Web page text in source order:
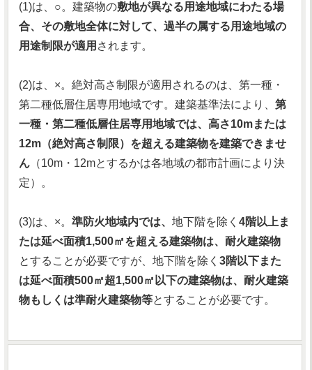
(1)は、○。建築物の敷地が異なる用途地域にわたる場
合、その敷地全体に対して、過半の属する用途地域の
用途制限が適用 されます。
(2)は、×。絶対高さ制限が適用されるのは、第一種・
第二種低層住居専用地域です。建築基準法により、 第
一種・第二種低層住居専用地域では、高さ10mまたは
12m（絶対高さ制限）を超える建築物を建築できませ
ん （10m・12mとするかは各地域の都市計画により決
定）。
(3)は、×。 準防火地域内では、 地下階を除く 4階以上ま
たは延べ面積1,500㎡を超える建築物は、耐火建築物
とすることが必要ですが、地下階を除く 3階以下また
は延べ面積500㎡超1,500㎡以下の建築物は、耐火建築
物もしくは準耐火建築物等とすることが必要です。